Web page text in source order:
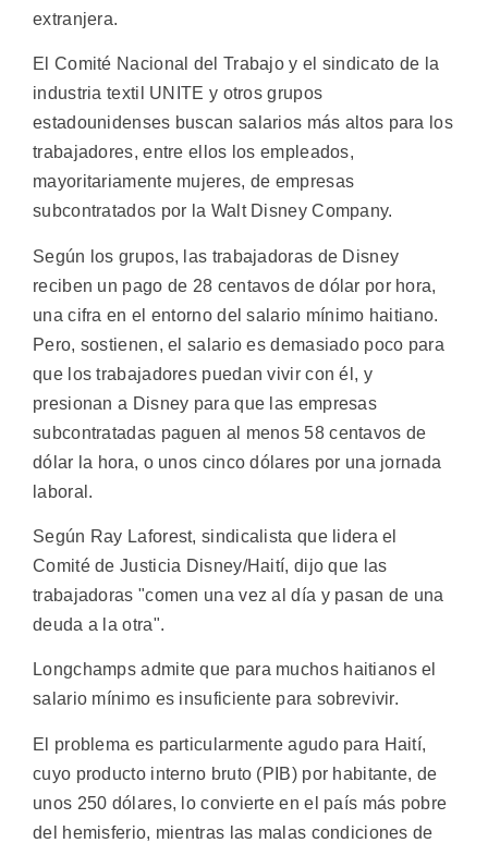
extranjera.
El Comité Nacional del Trabajo y el sindicato de la
industria textil UNITE y otros grupos
estadounidenses buscan salarios más altos para los
trabajadores, entre ellos los empleados,
mayoritariamente mujeres, de empresas
subcontratados por la Walt Disney Company.
Según los grupos, las trabajadoras de Disney
reciben un pago de 28 centavos de dólar por hora,
una cifra en el entorno del salario mínimo haitiano.
Pero, sostienen, el salario es demasiado poco para
que los trabajadores puedan vivir con él, y
presionan a Disney para que las empresas
subcontratadas paguen al menos 58 centavos de
dólar la hora, o unos cinco dólares por una jornada
laboral.
Según Ray Laforest, sindicalista que lidera el
Comité de Justicia Disney/Haití, dijo que las
trabajadoras "comen una vez al día y pasan de una
deuda a la otra".
Longchamps admite que para muchos haitianos el
salario mínimo es insuficiente para sobrevivir.
El problema es particularmente agudo para Haití,
cuyo producto interno bruto (PIB) por habitante, de
unos 250 dólares, lo convierte en el país más pobre
del hemisferio, mientras las malas condiciones de